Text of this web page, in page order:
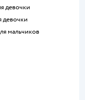
девочки
девочки
мальчиков